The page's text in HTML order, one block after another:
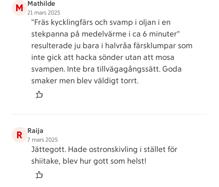
M Mathilde
21 mars 2025
"Fräs kycklingfärs och svamp i oljan i en
stekpanna på medelvärme i ca 6 minuter"
resulterade ju bara i halvråa färsklumpar som
inte gick att hacka sönder utan att mosa
svampen. Inte bra tillvägagångssätt. Goda
smaker men blev väldigt torrt.
R Raija
7 mars 2025
Jättegott. Hade ostronskivling i stället för
shiitake, blev hur gott som helst!